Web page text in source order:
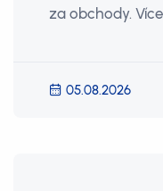
za obchody.
05.08.2026